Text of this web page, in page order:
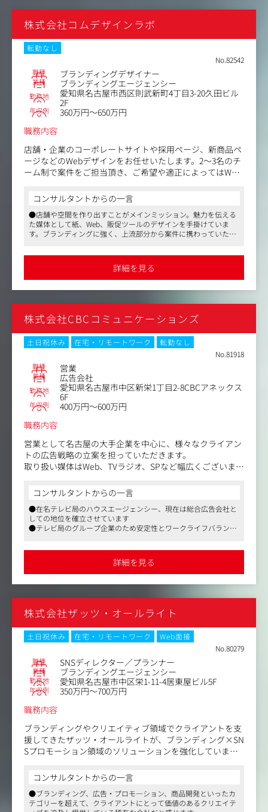
【仕事内容（変更の範囲）】会社の定める業務
提案
・テレビCM、デジタル広告、グラフィック等の制作業務
・テレビCM、デジタル広告等のメディアプランニング、
・事業戦略立案、ブランドビジョン策定、商品／サービス
開発業務のコンサルティング
・各種マーケティングデータの取得、分析、活用のフレー
ムワーク構築
・市場調査、消費者インサイト発掘、広告効果測定調査な
ど各種調査の設計、分析
株式会社コムデザインラボ
転勤なし
No.82542
職種 ブランディングデザイナー
業種 ブランディングエージェンシー
勤務地
愛知県名古屋市西区則武新町4丁目3-20久田ビル
2F
年収例
360万円～650万円
職務内容
店舗・企業のコーポレートサイトや採用ページ、新商品ペ
ージなどのWebデザインをお任せいたします。2～3名のチ
ーム制で案件をご担当頂き、ご希望や適正によってはWeb
ったグラフィックデザインまで担っていただきます。
＜具体的には＞
・Webサイトデザイン（7割）
・ロゴやポスター、チラシ等のグラフィックデザイン（2
・打ち合わせ対応、ディレクション業務（1割）
※コーディングは外部に依頼していますが、エンジニアは
コンサルタントからの一言
●店舗や空間を作り出すことがメインミッション。魅力を伝える
た媒体として紙、Web、販促ツールのデザインを手掛けていま
す。ブランディングに強く、上流部分から案件に携わっていただ
●副業可、過度な残業なし、年間休日123日など働きやすい環境
詳細を見る
株式会社CBCコミュニケーションズ
土日祝休み 在宅・リモートワーク
転勤なし
No.81918
職種 営業
業種 広告会社
勤務地
愛知県名古屋市中区新栄1丁目2-8CBCアネックス
6F
年収例
400万円～600万円
職務内容
営業として名古屋の大手企業を中心に、様々なクライアン
トの広告戦略の立案を担っていただきます。
取り扱い媒体はWeb、TVラジオ、SPなど幅広くございま
直近ではWeb案件の依頼が増加。同社としても注力してお
り、デジタルメディア部と協力しながらソリューションの
企画提案を行います。
また、クリエイティブは一部社内で対応しているものの、
ど）の企画
・キャンペーンやイベントの企画、実施、運営
・クリエイティブの制作ディレクション など
＜クライアント＞
クライアントは不動産や旅行会社を中心に、大学、専門学
校など。大手企業から地場中小企業まで幅広くお取引がご
ざいます。
4～5クライアントを回していく形で、年間で数えると50～
100社程ご担当いただきます。
コンサルタントからの一言
●在名テレビ局のハウスエージェンシー、現在は総合広告会社と
しての地位を確立させています
●テレビ局のグループ企業のため安定性とワークライフバランス
詳細を見る
株式会社ザッツ・オールライト
土日祝休み 在宅・リモートワーク
Web面接
No.80279
職種 SNSディレクター／プランナー
業種 ブランディングエージェンシー
勤務地 愛知県名古屋市中区栄1-11-4居東屋ビル5F
年収例
350万円～700万円
職務内容
ブランディングやクリエイティブ領域でクライアントを支
援してきたザッツ・オールライトが、ブランディング×SN
Sプロモーション領域のソリューションを強化していま
今回はSNSディレクター人材の募集で、SNSコミュニケー
ションの企画・運用・サポート・進行管理などを担ってい
ただきます。
コンサルタントからの一言
●ブランディング、広告・プロモ―ション、商品開発といったカ
テゴリーを超えて、クライアントにとって価値のあるクリエイテ